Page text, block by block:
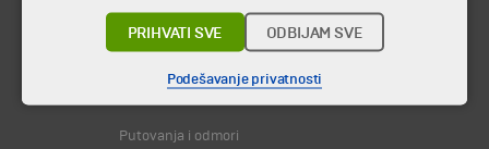
© 2026 TA BOHEMIA TRAVEL DOO.Sva prava zadržava.
Putovanja i odmori
PRIHVATI SVE ODBIJAM SVE
Podešavanje privatnosti